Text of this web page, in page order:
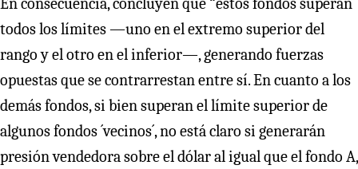
todos los límites —uno en el extremo superior del
rango y el otro en el inferior—, generando fuerzas
opuestas que se contrarrestan entre sí. En cuanto a los
demás fondos, si bien superan el límite superior de
algunos fondos ´vecinos´, no está claro si generarán
presión vendedora sobre el dólar al igual que el fondo A,